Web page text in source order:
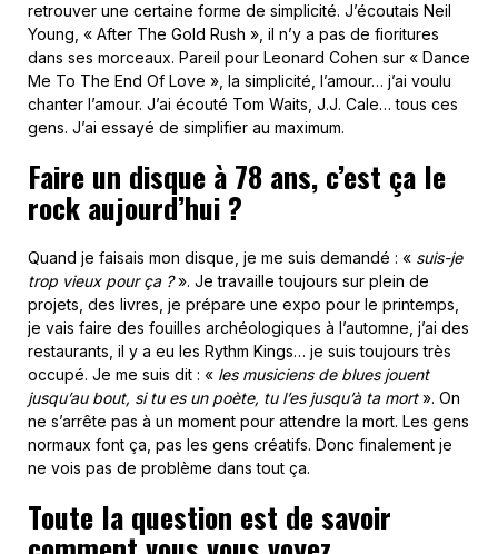
retrouver une certaine forme de simplicité. J’écoutais Neil
Young, « After The Gold Rush », il n’y a pas de fioritures
dans ses morceaux. Pareil pour Leonard Cohen sur « Dance
Me To The End Of Love », la simplicité, l’amour… j’ai voulu
chanter l’amour. J’ai écouté Tom Waits, J.J. Cale… tous ces
gens. J’ai essayé de simplifier au maximum.
Faire un disque à 78 ans, c’est ça le
rock aujourd’hui ?
Quand je faisais mon disque, je me suis demandé : « suis-je
trop vieux pour ça ?». Je travaille toujours sur plein de
projets, des livres, je prépare une expo pour le printemps,
je vais faire des fouilles archéologiques à l’automne, j’ai des
restaurants, il y a eu les Rythm Kings… je suis toujours très
occupé. Je me suis dit : « les musiciens de blues jouent
jusqu’au bout, si tu es un poète, tu l’es jusqu’à ta mort». On
ne s’arrête pas à un moment pour attendre la mort. Les gens
normaux font ça, pas les gens créatifs. Donc finalement je
ne vois pas de problème dans tout ça.
Toute la question est de savoir